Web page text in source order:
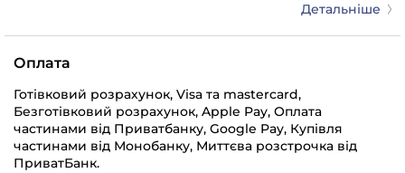
Детальніше
Оплата
Готівковий розрахунок, Visa та mastercard,
Безготівковий розрахунок, Apple Pay, Оплата
частинами від Приватбанку, Google Pay, Купівля
частинами від Монобанку, Миттєва розстрочка від
ПриватБанк.